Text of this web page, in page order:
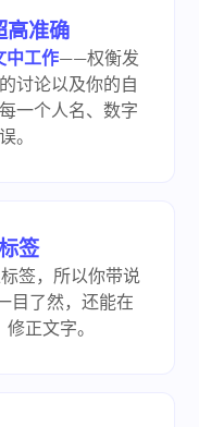
高准确
中工作——权衡发
讨论以及你的自
一个人名、数字
。
签
签，所以你带说
目了然，还能在
正文字。